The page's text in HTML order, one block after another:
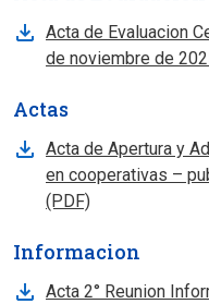
Acta de Evaluacion
de noviembre de
Actas
Acta de Apertura y
en cooperativas –
(PDF)Se abre en
Informacion
Acta 2° Reunion